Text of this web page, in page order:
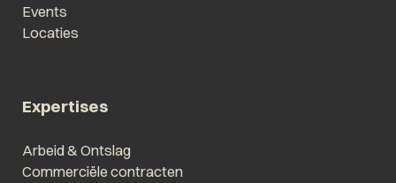
Events
Locaties
Expertises
Arbeid & Ontslag
Commerciële contracten